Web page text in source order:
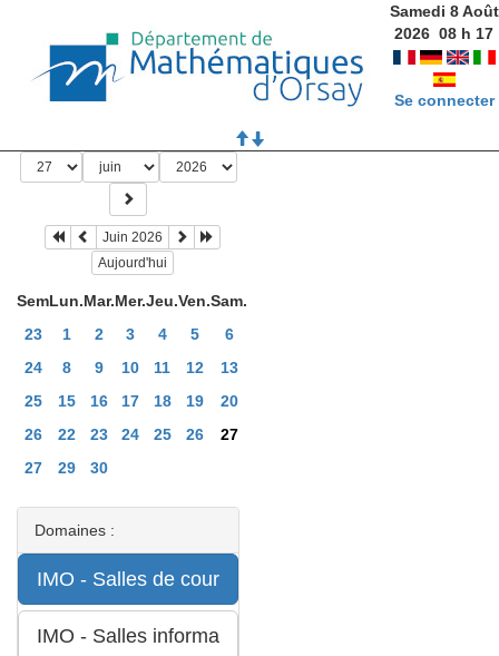
Samedi 8 Août
2026 08 h 17
Se connecter
Juin 2026
Aujourd'hui
SemLun.Mar.Mer.Jeu.Ven.Sam.
23
1 2 3 4 5
6
24
8 9 10 11 12
13
25
15 16 17 18 19
20
26
22 23 24 25 26
27
27
29 30
Domaines :